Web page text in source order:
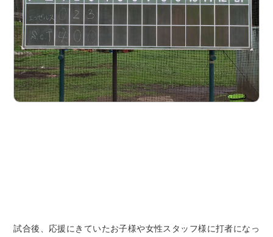
試合後、応援にきていたお子様や女性スタッフ様に打者になっ